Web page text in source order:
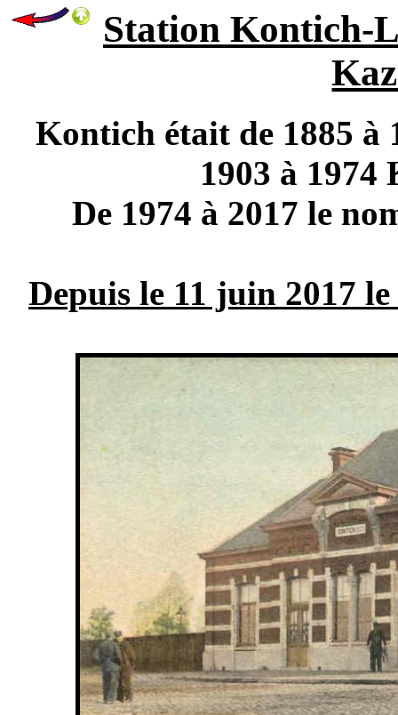
Station Kontich-
Kontich était de 1885 à
1903 à
De 1974 à 2017 le
Depuis le 11 juin 2017